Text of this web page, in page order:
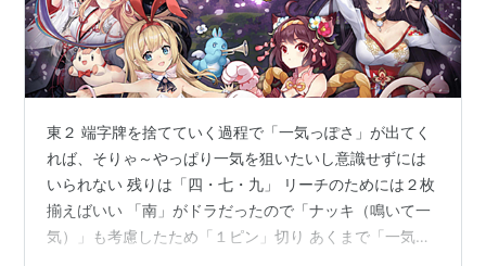
東２ 端字牌を捨てていく過程で「一気っぽさ」が出てく
れば、そりゃ～やっぱり一気を狙いたいし意識せずには
いられない 残りは「四・七・九」 リーチのためには２枚
揃えばいい 「南」がドラだったので「ナッキ（鳴いて一
気）」も考慮したため「１ピン」切り あくまで「一気っ